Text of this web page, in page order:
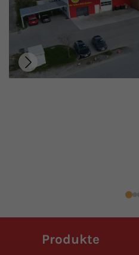
Produkte